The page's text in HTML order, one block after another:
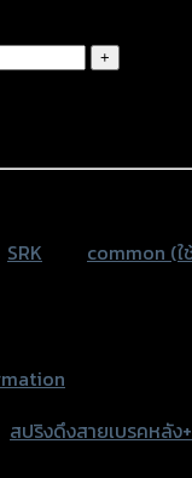
SRK
common (ใ
สปริงดึงสายเบรคหลัง